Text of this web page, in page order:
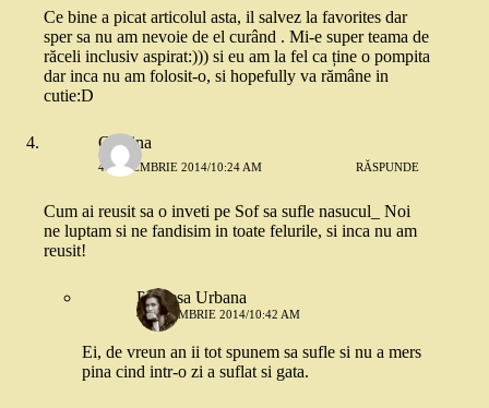
Ce bine a picat articolul asta, il salvez la favorites dar
sper sa nu am nevoie de el curând . Mi-e super teama de
răceli inclusiv aspirat:))) si eu am la fel ca ține o pompita
dar inca nu am folosit-o, si hopefully va rămâne in
cutie:D
Cristina
4 DECEMBRIE 2014/10:24 AM RĂSPUNDE
Cum ai reusit sa o inveti pe Sof sa sufle nasucul_ Noi
ne luptam si ne fandisim in toate felurile, si inca nu am
reusit!
Printesa Urbana
4 DECEMBRIE 2014/10:42 AM
Ei, de vreun an ii tot spunem sa sufle si nu a mers
pina cind intr-o zi a suflat si gata.